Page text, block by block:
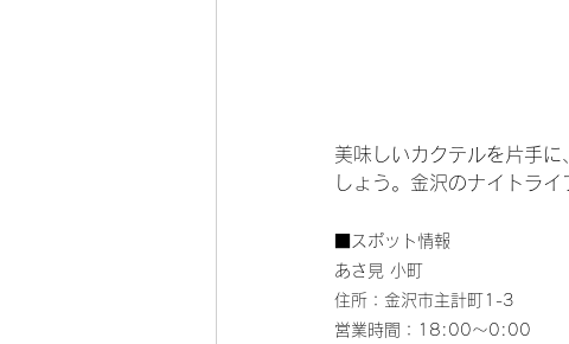
美味しいカクテルを片手
しょう。金沢のナイトラ
■スポット情報
あさ見 小町
住所：金沢市主計町1-3
営業時間：18:00～0:00